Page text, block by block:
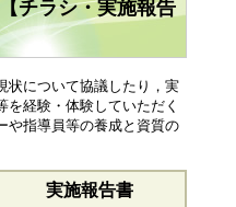
チラシ・実施報告
状について協議したり，実
を経験・体験していただく
や指導員等の養成と資質の
実施報告書